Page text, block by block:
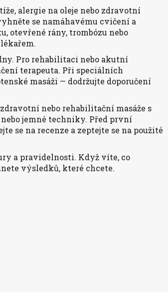
alergie na oleje nebo zdravotní
se namáhavému cvičení a
otevřené rány, trombózu nebo
Pro rehabilitaci nebo akutní
terapeuta. Při speciálních
masáži — dodržujte doporučení
nebo rehabilitační masáže s
jemné techniky. Před první
se na recenze a zeptejte se na použité
a pravidelnosti. Když víte, co
výsledků, které chcete.